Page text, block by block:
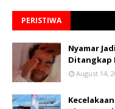
PERISTIWA
Nyamar
Ditangkap
August 14,